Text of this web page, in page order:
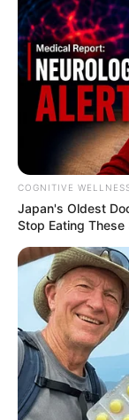
über
olstadt.de .
Weitere
ganz
Die
eintragen:
COGNITIVE
Japan's Oldest
Stop Eating These